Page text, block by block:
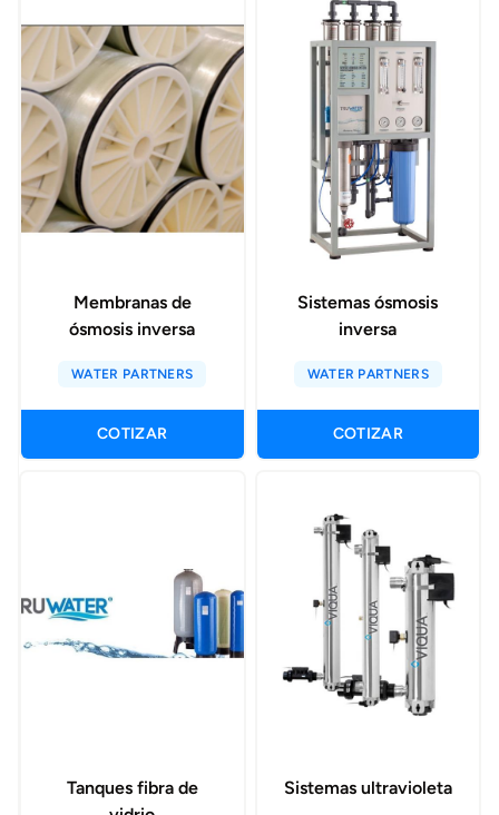
Membranas de
ósmosis inversa
WATER PARTNERS
COTIZAR
Sistemas ósmosis
inversa
WATER PARTNERS
COTIZAR
Tanques fibra de
Sistemas ultravioleta